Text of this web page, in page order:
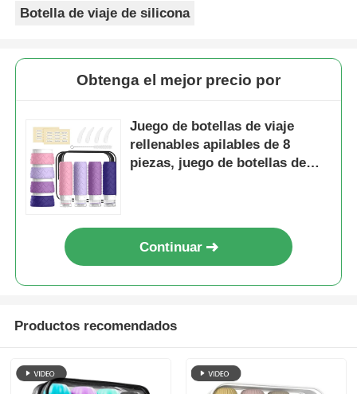
Botella de viaje de silicona
Obtenga el mejor precio por
Juego de botellas de viaje
rellenables apilables de 8
piezas, juego de botellas de
Continuar
Productos recomendados